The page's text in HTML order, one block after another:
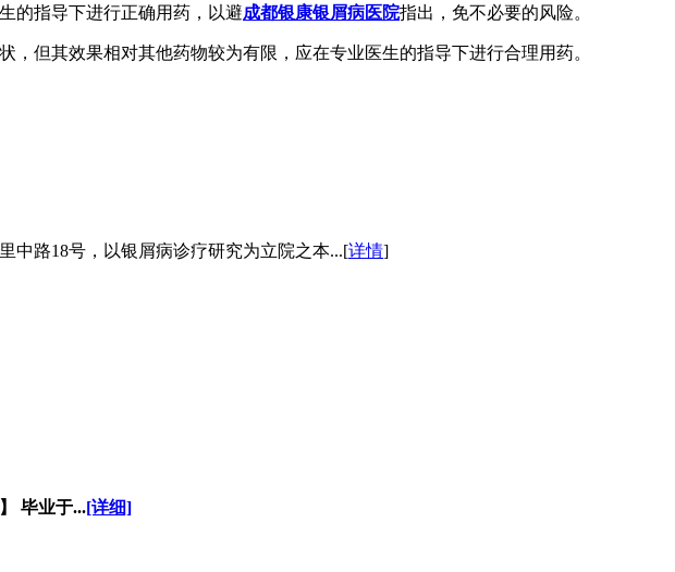
的指导下进行正确用药，以避成都银康银屑病医院指出，免不必要的风险。
，但其效果相对其他药物较为有限，应在专业医生的指导下进行合理用药。
中路18号，以银屑病诊疗研究为立院之本...[详情]
毕业于...[详细]